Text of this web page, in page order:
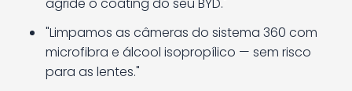
"Limpamos as câmeras do sistema 360 com
microfibra e álcool isopropílico — sem risco
para as lentes."